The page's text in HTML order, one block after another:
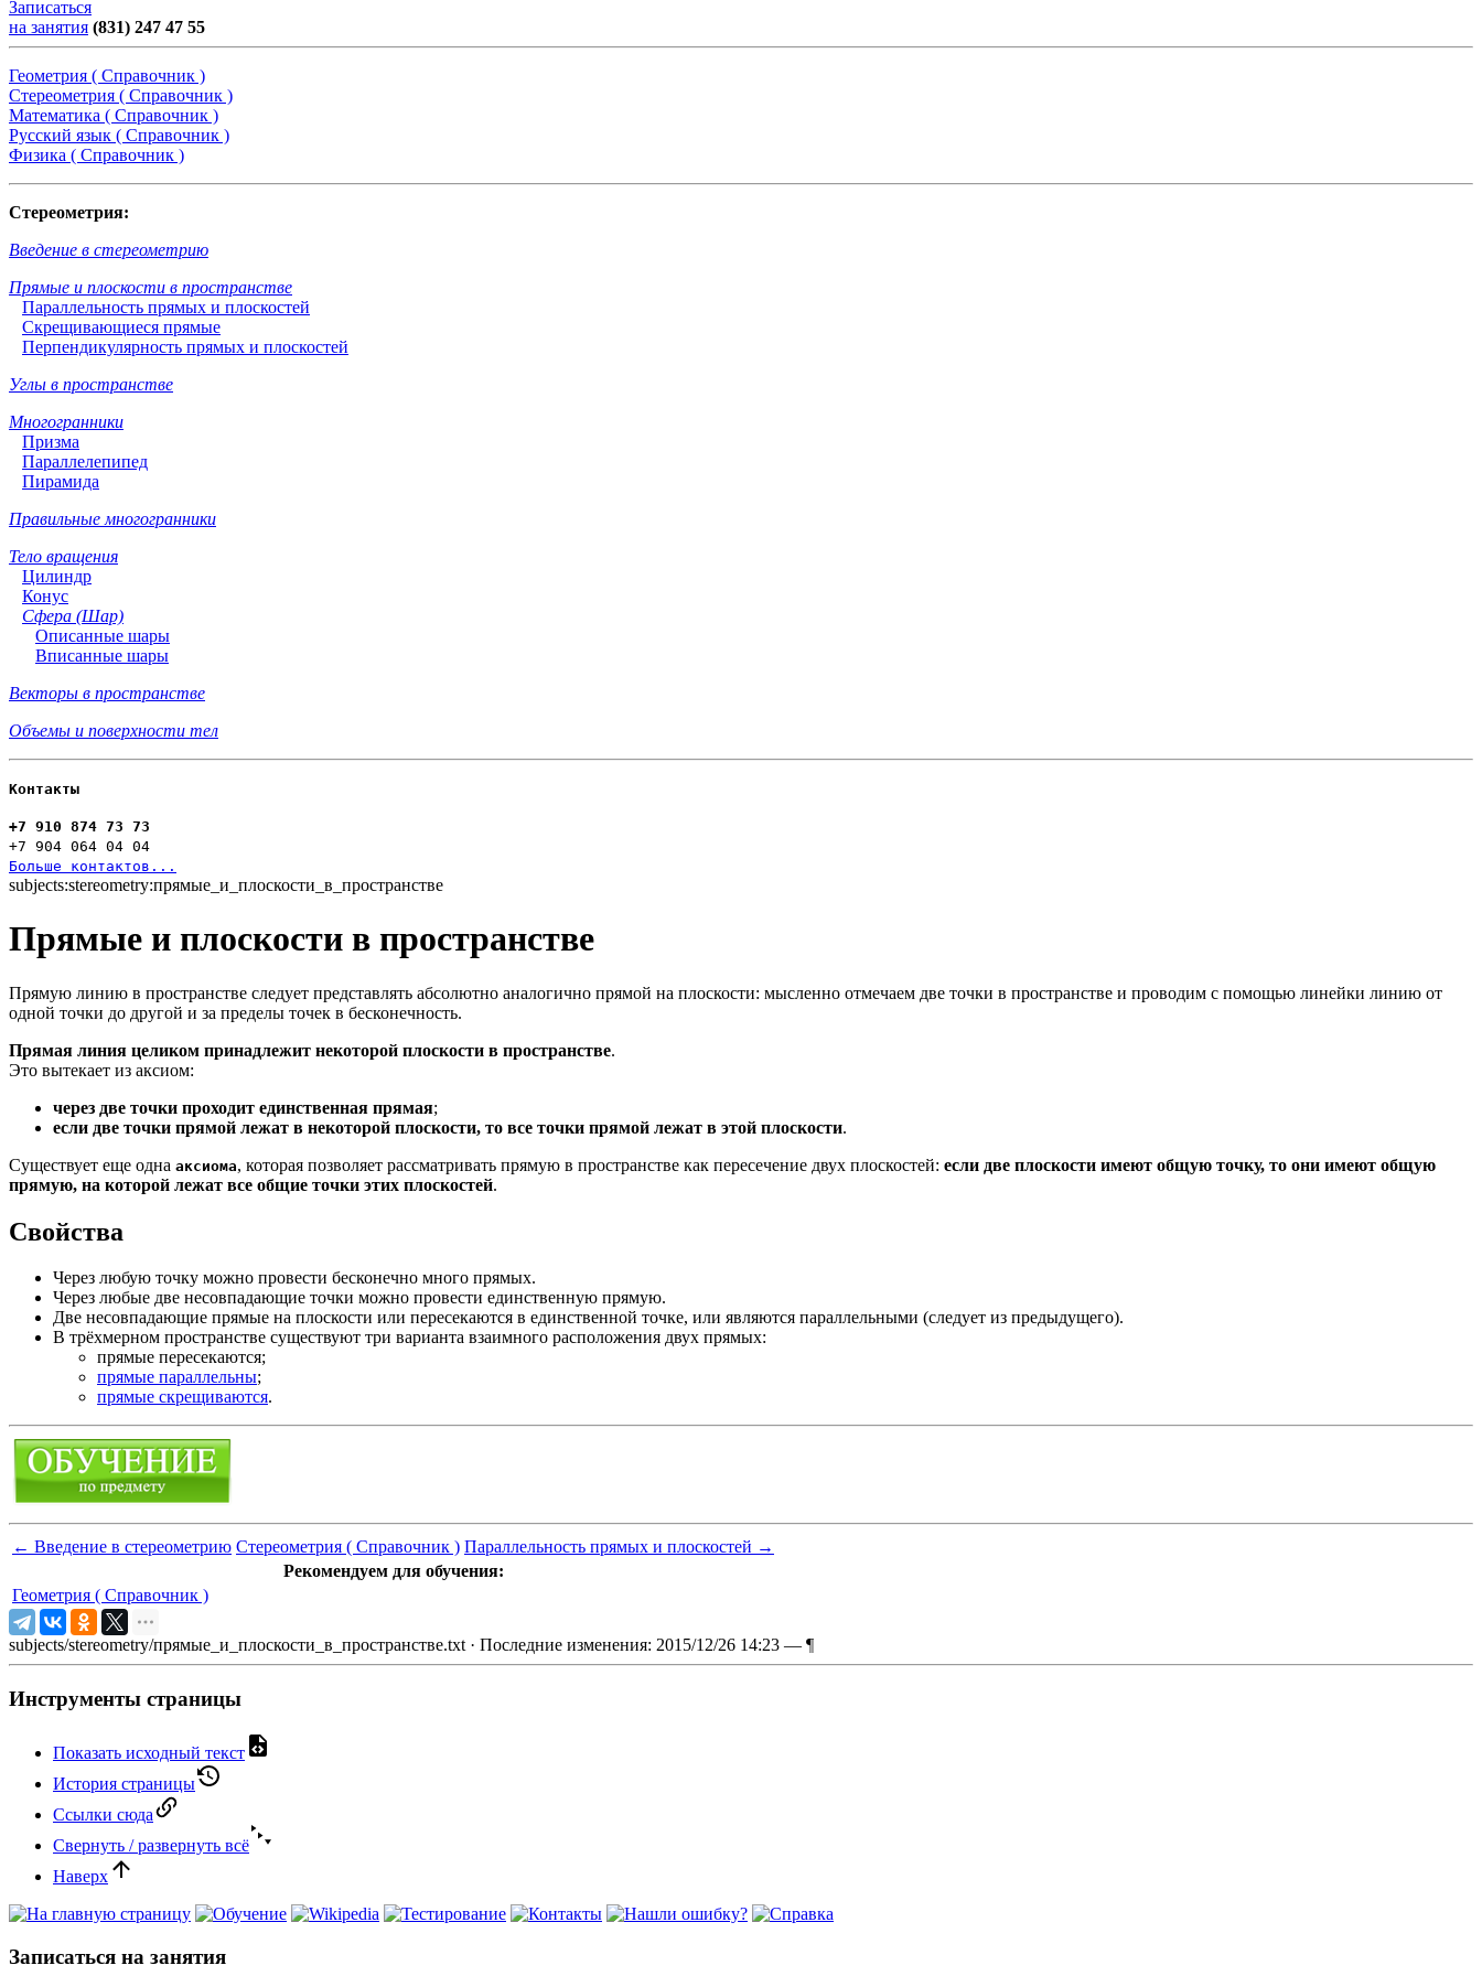
Записаться
на занятия (831) 247 47 55
Геометрия ( Справочник )
Стереометрия ( Справочник )
Математика ( Справочник )
Русский язык ( Справочник )
Физика ( Справочник )
Стереометрия:
Введение в стереометрию
Прямые и плоскости в пространстве
Параллельность прямых и плоскостей
Скрещивающиеся прямые
Перпендикулярность прямых и плоскостей
Углы в пространстве
Многогранники
Призма
Параллелепипед
Пирамида
Правильные многогранники
Тело вращения
Цилиндр
Конус
Сфера (Шар)
Описанные шары
Вписанные шары
Векторы в пространстве
Объемы и поверхности тел
Контакты
+7 910 874 73 73
+7 904 064 04 04
Больше контактов...
subjects:stereometry:прямые_и_плоскости_в_пространстве
Прямые и плоскости в пространстве
Прямую линию в пространстве следует представлять абсолютно аналогично прямой на плоскости: мысленно отмечаем две точки в пространстве и проводим с помощью линейки линию от
одной точки до другой и за пределы точек в бесконечность.
Прямая линия целиком принадлежит некоторой плоскости в пространстве.
Это вытекает из аксиом:
через две точки проходит единственная прямая;
если две точки прямой лежат в некоторой плоскости, то все точки прямой лежат в этой плоскости.
Существует еще одна аксиома, которая позволяет рассматривать прямую в пространстве как пересечение двух плоскостей: если две плоскости имеют общую точку, то они имеют общую
прямую, на которой лежат все общие точки этих плоскостей.
Свойства
Через любую точку можно провести бесконечно много прямых.
Через любые две несовпадающие точки можно провести единственную прямую.
Две несовпадающие прямые на плоскости или пересекаются в единственной точке, или являются параллельными (следует из предыдущего).
В трёхмерном пространстве существуют три варианта взаимного расположения двух прямых:
прямые пересекаются;
прямые параллельны;
прямые скрещиваются.
← Введение в стереометрию Стереометрия ( Справочник ) Параллельность прямых и плоскостей →
Рекомендуем для обучения:
Геометрия ( Справочник )
subjects/stereometry/прямые_и_плоскости_в_пространстве.txt· Последние изменения: 2015/12/26 14:23 — ¶
Инструменты страницы
Показать исходный текст
История страницы
Ссылки сюда
Свернуть / развернуть всё
Наверх
Записаться на занятия